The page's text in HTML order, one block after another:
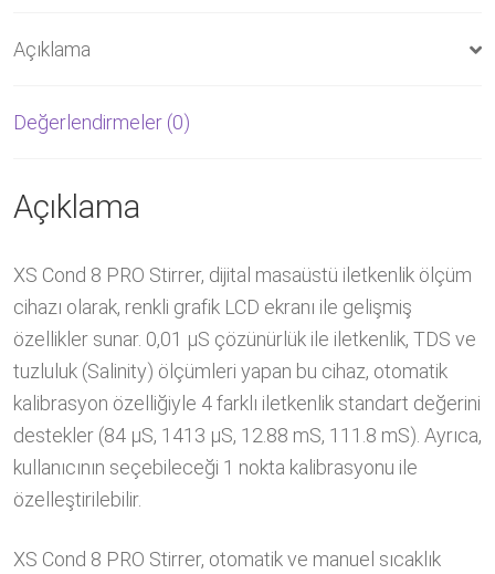
Açıklama
Değerlendirmeler (0)
Açıklama
XS Cond 8 PRO Stirrer, dijital masaüstü iletkenlik ölçüm
cihazı olarak, renkli grafik LCD ekranı ile gelişmiş
özellikler sunar. 0,01 μS çözünürlük ile iletkenlik, TDS ve
tuzluluk (Salinity) ölçümleri yapan bu cihaz, otomatik
kalibrasyon özelliğiyle 4 farklı iletkenlik standart değerini
destekler (84 μS, 1413 μS, 12.88 mS, 111.8 mS). Ayrıca,
kullanıcının seçebileceği 1 nokta kalibrasyonu ile
özelleştirilebilir.
XS Cond 8 PRO Stirrer, otomatik ve manuel sıcaklık